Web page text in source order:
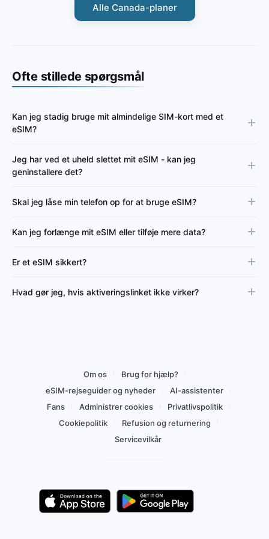
Alle Canada-planer
Ofte stillede spørgsmål
Kan jeg stadig bruge mit almindelige SIM-kort med et
eSIM?
Jeg har ved et uheld slettet mit eSIM - kan jeg
geninstallere det?
Skal jeg låse min telefon op for at bruge eSIM?
Kan jeg forlænge mit eSIM eller tilføje mere data?
Er et eSIM sikkert?
Hvad gør jeg, hvis aktiveringslinket ikke virker?
Om os
Brug for hjælp?
eSIM-rejseguider og nyheder
AI-assistenter
Fans
Administrer cookies
Privatlivspolitik
Cookiepolitik
Refusion og returnering
Servicevilkår